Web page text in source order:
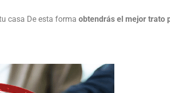
casa De esta forma obtendrás el mejor trato